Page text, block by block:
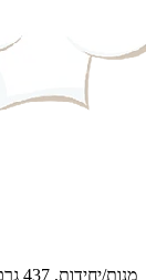
2 מנות/יחידות, 437 גרם למנה\יחידה